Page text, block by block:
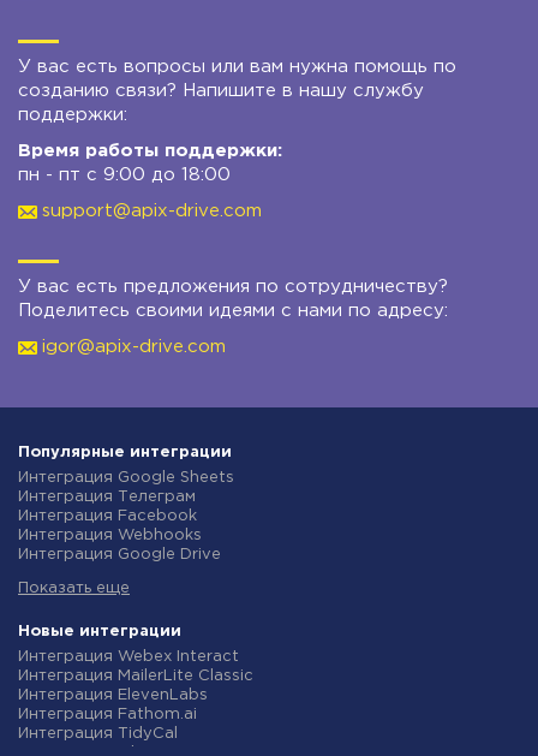
У вас есть вопросы или вам нужна помощь по
созданию связи? Напишите в нашу службу
поддержки:
Время работы поддержки:
пн - пт с 9:00 до 18:00
support@apix-drive.com
У вас есть предложения по сотрудничеству?
Поделитесь своими идеями с нами по адресу:
igor@apix-drive.com
Популярные интеграции
Интеграция Google Sheets
Интеграция Телеграм
Интеграция Facebook
Интеграция Webhooks
Интеграция Google Drive
Интеграция Gmail
Интеграция Новая Почта
Интеграция Binotel
Интеграция OpenAI (ChatGPT)
Интеграция Prom
Интеграция Приват24
Интеграция OLX
Интеграция TurboSMS
Показать еще
Новые интеграции
Интеграция Webex Interact
Интеграция MailerLite Classic
Интеграция ElevenLabs
Интеграция Fathom.ai
Интеграция TidyCal